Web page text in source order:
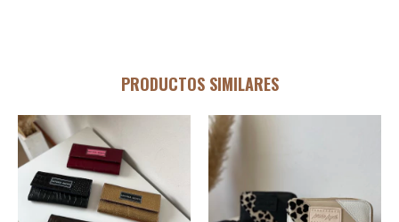
PRODUCTOS SIMILARES